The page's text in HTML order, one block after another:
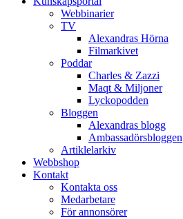
Webbinarier
TV
Alexandras Hörna
Filmarkivet
Poddar
Charles & Zazzi
Maqt & Miljoner
Lyckopodden
Bloggen
Alexandras blogg
Ambassadörsbloggen
Artiklelarkiv
Webbshop
Kontakt
Kontakta oss
Medarbetare
För annonsörer